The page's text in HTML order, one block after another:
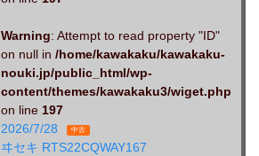
Warning: Attempt to read property "ID"
on null in /home/kawakaku/kawakaku-
nouki.jp/public_html/wp-
content/themes/kawakaku3/wiget.php
on line 197
2026/7/28
中古
ヰセキ RTS22CQWAY167